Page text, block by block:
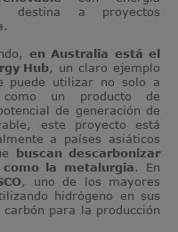
destina a proyectos
en Australia está el
Hub, un claro ejemplo
puede utilizar no solo a
un producto de
de generación de
este proyecto está
a países asiáticos
buscan descarbonizar
la metalurgia. En
, uno de los mayores
hidrógeno en sus
para la producción